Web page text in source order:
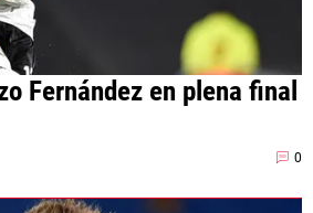
Fernández en plena final
0